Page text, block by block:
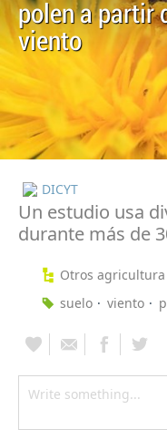
polen a partir
viento
DICYT
Un estudio usa
durante más de
Otros agricultura
suelo
viento